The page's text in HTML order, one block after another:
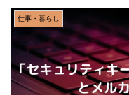
仕事・暮らし